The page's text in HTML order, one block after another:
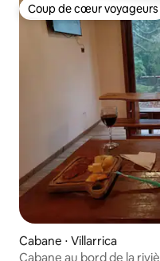
Coup de cœur voyageurs
Coup de cœur voyageurs
Cabane ⋅ Villarrica
Cabane au bord de la